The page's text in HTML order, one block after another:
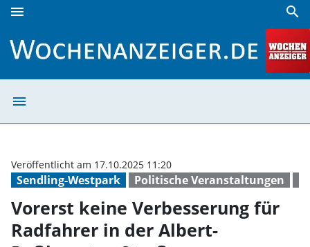
menu search
menu
Sendling-Westpark Politische Veranstaltungen
Veröffentlicht am 17.10.2025 11:20
Vorerst keine Verbesserung für
Radfahrer in der Albert-